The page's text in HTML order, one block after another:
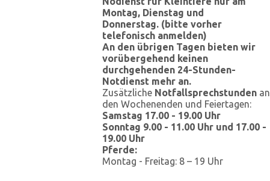
Montag, Dienstag und
Donnerstag. (bitte vorher
telefonisch anmelden)
An den übrigen Tagen bieten wir
vorübergehend keinen
durchgehenden 24-Stunden-
Notdienst mehr an.
Zusätzliche Notfallsprechstunden an
den Wochenenden und Feiertagen:
Samstag 17.00 - 19.00 Uhr
Sonntag 9.00 - 11.00 Uhr und 17.00 -
19.00 Uhr
Pferde:
Montag - Freitag: 8 – 19 Uhr